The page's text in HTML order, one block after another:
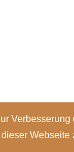
Webseite